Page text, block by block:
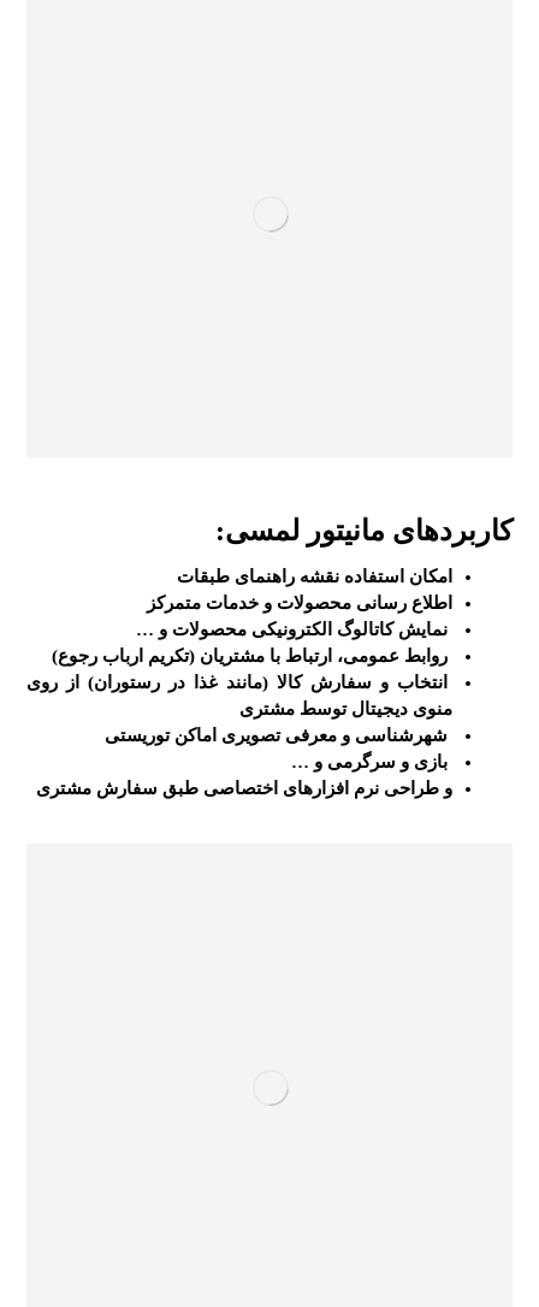
کاربردهای مانیتور لمسی:
امکان استفاده نقشه راهنمای طبقات
اطلاع رسانی محصولات و خدمات متمرکز
نمایش کاتالوگ الکترونیکی محصولات و …
روابط عمومی، ارتباط با مشتریان (تکریم ارباب رجوع)
انتخاب و سفارش کالا (مانند غذا در رستوران) از روی
منوی دیجیتال توسط مشتری
شهرشناسی و معرفی تصویری اماکن توریستی
بازی و سرگرمی و …
و طراحی نرم افزارهای اختصاصی طبق سفارش مشتری